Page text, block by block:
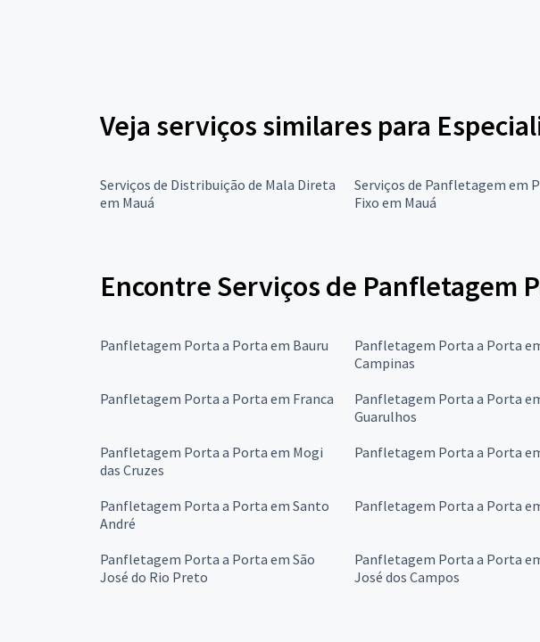
Veja serviços similares para
Serviços de Distribuição de Mala Direta
em Mauá
Serviços de Panfletagem em
Fixo em Mauá
Encontre Serviços de Panfletagem
Panfletagem Porta a Porta em Bauru
Panfletagem Porta a Porta
Campinas
Panfletagem Porta a Porta em Franca
Panfletagem Porta a Porta
Guarulhos
Panfletagem Porta a Porta em Mogi
das Cruzes
Panfletagem Porta a Porta
Panfletagem Porta a Porta em Santo
André
Panfletagem Porta a Porta
Panfletagem Porta a Porta em São
José do Rio Preto
Panfletagem Porta a Porta
José dos Campos